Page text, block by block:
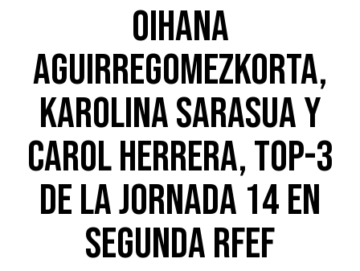
Oihana
Aguirregomezkorta,
Karolina Sarasua y
Carol Herrera, top-3
de la jornada 14 en
Segunda RFEF